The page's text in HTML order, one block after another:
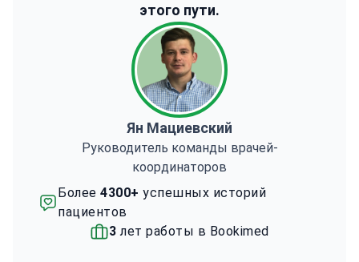
этого пути.
Ян Мациевский
Руководитель команды врачей-
координаторов
Более 4300+ успешных историй
пациентов
3 лет работы в Bookimed